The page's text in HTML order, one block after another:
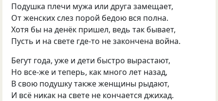
Подушка плечи мужа или друга замещает,
От женских слез порой бедою вся полна.
Хотя бы на денёк пришел, ведь так бывает,
Пусть и на свете где-то не закончена война.
Бегут года, уже и дети быстро вырастают,
Но все-же и теперь, как много лет назад,
В свою подушку также женщины рыдают,
И всё никак на свете не кончается джихад.